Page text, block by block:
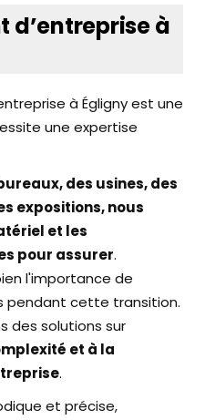
d’entreprise à
à Égligny est une
une expertise
des usines, des
expositions, nous
et les
pour assurer.
l'importance de
pendant cette transition.
des solutions sur
et à la
.
et précise,